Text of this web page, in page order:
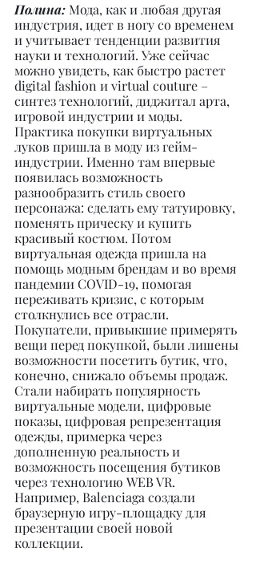
Полина: Мода, как и любая другая
индустрия, идет в ногу со временем
и учитывает тенденции развития
науки и технологий. Уже сейчас
можно увидеть, как быстро растет
digital fashion и virtual couture –
синтез технологий, диджитал арта,
игровой индустрии и моды.
Практика покупки виртуальных
луков пришла в моду из гейм-
индустрии. Именно там впервые
появилась возможность
разнообразить стиль своего
персонажа: сделать ему татуировку,
поменять прическу и купить
красивый костюм. Потом
виртуальная одежда пришла на
помощь модным брендам и во время
пандемии COVID-19, помогая
переживать кризис, с которым
столкнулись все отрасли.
Покупатели, привыкшие примерять
вещи перед покупкой, были лишены
возможности посетить бутик, что,
конечно, снижало объемы продаж.
Стали набирать популярность
виртуальные модели, цифровые
показы, цифровая репрезентация
одежды, примерка через
дополненную реальность и
возможность посещения бутиков
через технологию WEB VR.
Например, Balenciaga создали
браузерную игру-площадку для
презентации своей новой
коллекции.